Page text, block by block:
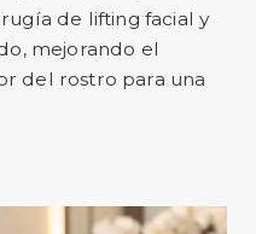
de lifting facial y
mejorando el
del rostro para una